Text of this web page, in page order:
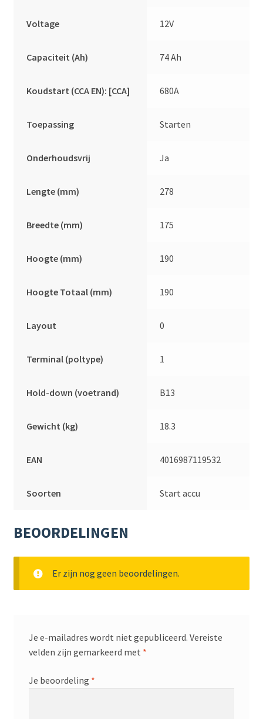
Voltage 12V
Capaciteit (Ah) 74 Ah
Koudstart (CCA EN): [CCA] 680A
Toepassing Starten
Onderhoudsvrij Ja
Lengte (mm) 278
Breedte (mm) 175
Hoogte (mm) 190
Hoogte Totaal (mm) 190
Layout 0
Terminal (poltype) 1
Hold-down (voetrand) B13
Gewicht (kg) 18.3
EAN 4016987119532
Soorten Start accu
BEOORDELINGEN
Er zijn nog geen beoordelingen.
Je e-mailadres wordt niet gepubliceerd. Vereiste
velden zijn gemarkeerd met *
Je beoordeling *